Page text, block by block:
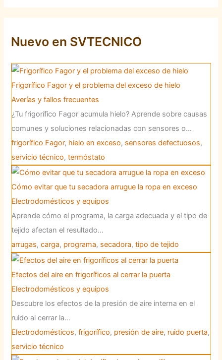
p
o
:
Nuevo en SVTECNICO
Frigorífico Fagor y el problema del exceso de hielo
Averías y fallos frecuentes
¿Tu frigorífico Fagor acumula hielo? Aprende sobre causas
comunes y soluciones relacionadas con sensores o…
frigorífico Fagor, hielo en exceso, sensores defectuosos,
servicio técnico,termóstato
Cómo evitar que tu secadora arrugue la ropa en exceso
Electrodomésticos y equipos
Aprende cómo el programa, la carga adecuada y el tipo de
tejido afectan el resultado…
arrugas,carga, programa, secadora,tipo de tejido
Efectos del aire en frigoríficos al cerrar la puerta
Electrodomésticos y equipos
Descubre los efectos de la presión de aire interna en el
ruido al cerrar la…
Electrodomésticos,frigorífico, presión de aire, ruido puerta,
servicio técnico